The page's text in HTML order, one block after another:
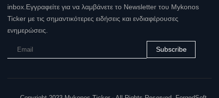
inbox.Εγγραφείτε για να λαμβάνετε το Newsletter του Mykonos
Ticker με τις σημαντικότερες ειδήσεις και ενδιαφέρουσες
ενημερώσεις.
Subscribe